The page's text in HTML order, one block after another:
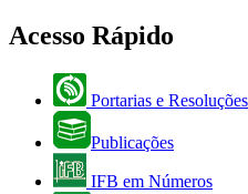
Acesso Rápido
Portarias e Resoluções
Publicações
IFB em Números